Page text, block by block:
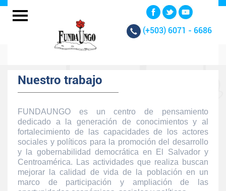
(+503) 6071 - 6686
Nuestro trabajo
FUNDAUNGO es un centro de pensamiento
dedicado a la generación de conocimientos y al
fortalecimiento de las capacidades de los actores
sociales y políticos para la promoción del desarrollo
y la gobernabilidad democrática en El Salvador y
Centroamérica. Las actividades que realiza buscan
mejorar la calidad de vida de la población en un
marco de participación y ampliación de las